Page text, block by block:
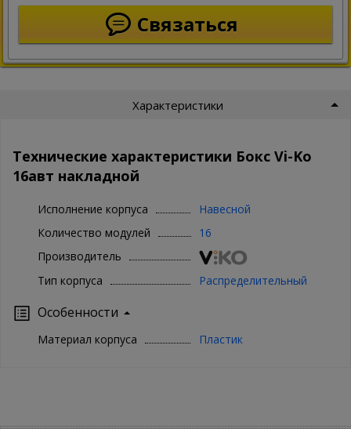
Связаться
Характеристики
Технические характеристики Бокс Vi-Ko
16авт накладной
Исполнение корпуса
Навесной
Количество модулей
16
Производитель
Тип корпуса
Распределительный
Особенности
Материал корпуса Пластик